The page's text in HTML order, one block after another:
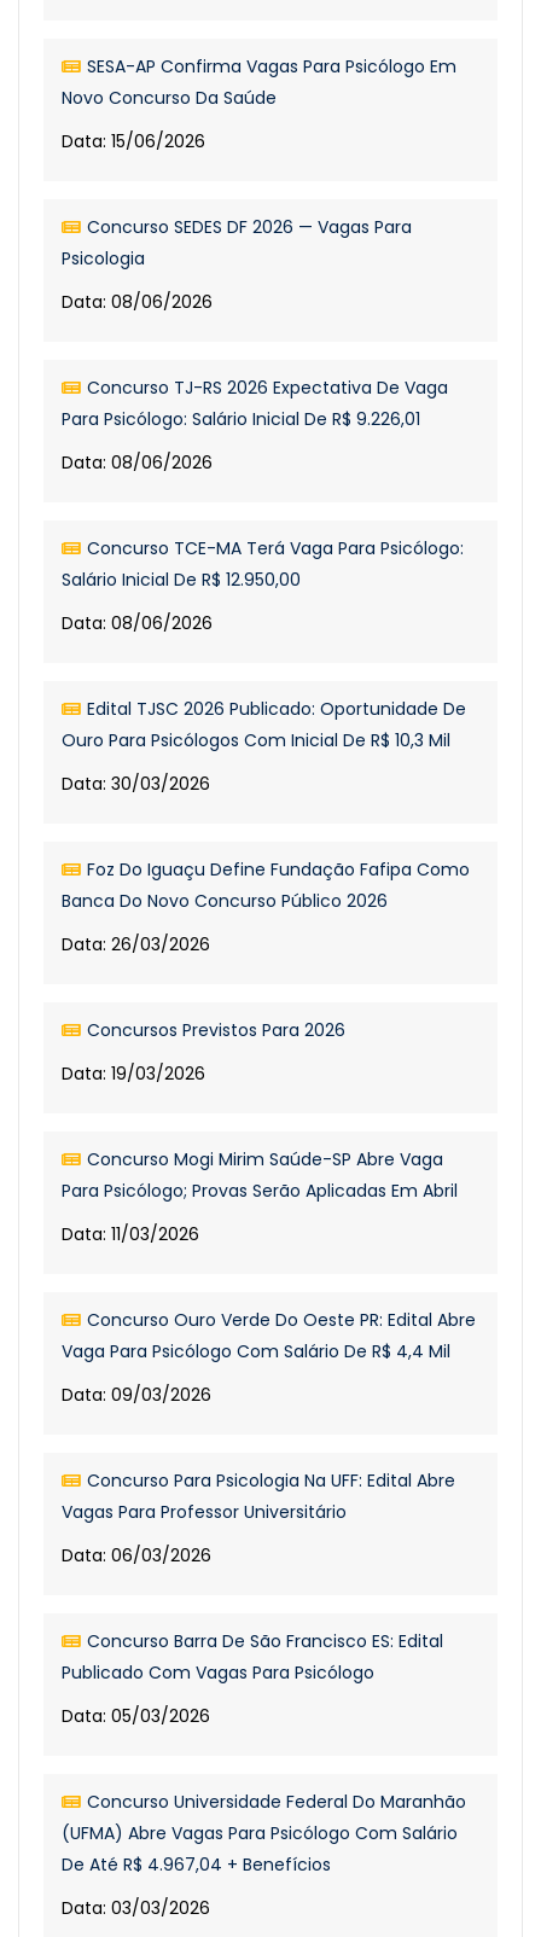
SESA-AP Confirma Vagas Para Psicólogo Em
Novo Concurso Da Saúde
Data: 15/06/2026
Concurso SEDES DF 2026 — Vagas Para
Psicologia
Data: 08/06/2026
Concurso TJ-RS 2026 Expectativa De Vaga
Para Psicólogo: Salário Inicial De R$ 9.226,01
Data: 08/06/2026
Concurso TCE-MA Terá Vaga Para Psicólogo:
Salário Inicial De R$ 12.950,00
Data: 08/06/2026
Edital TJSC 2026 Publicado: Oportunidade De
Ouro Para Psicólogos Com Inicial De R$ 10,3 Mil
Data: 30/03/2026
Foz Do Iguaçu Define Fundação Fafipa Como
Banca Do Novo Concurso Público 2026
Data: 26/03/2026
Concursos Previstos Para 2026
Data: 19/03/2026
Concurso Mogi Mirim Saúde-SP Abre Vaga
Para Psicólogo; Provas Serão Aplicadas Em Abril
Data: 11/03/2026
Concurso Ouro Verde Do Oeste PR: Edital Abre
Vaga Para Psicólogo Com Salário De R$ 4,4 Mil
Data: 09/03/2026
Concurso Para Psicologia Na UFF: Edital Abre
Vagas Para Professor Universitário
Data: 06/03/2026
Concurso Barra De São Francisco ES: Edital
Publicado Com Vagas Para Psicólogo
Data: 05/03/2026
Concurso Universidade Federal Do Maranhão
(UFMA) Abre Vagas Para Psicólogo Com Salário
De Até R$ 4.967,04 + Benefícios
Data: 03/03/2026